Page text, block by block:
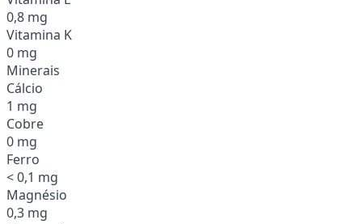
0,8 mg
Vitamina K
0 mg
Minerais
Cálcio
1 mg
Cobre
0 mg
Ferro
< 0,1 mg
Magnésio
0,3 mg